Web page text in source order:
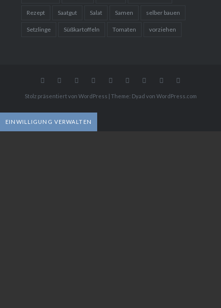
Rezept Saatgut Salat Samen selber bauen
Setzlinge Süßkartoffeln Tomaten vorziehen
GemüseBlumen Gartenreisen
WebShop
GemüseObst Über
Mediakit
Stolz präsentiert von WordPress | Theme: Dyad von WordPress.com
EINWILLIGUNG VERWALTEN